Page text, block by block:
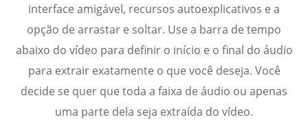
interface amigável, recursos autoexplicativos e a
opção de arrastar e soltar. Use a barra de tempo
abaixo do vídeo para definir o início e o final do áudio
para extrair exatamente o que você deseja. Você
decide se quer que toda a faixa de áudio ou apenas
uma parte dela seja extraída do vídeo.